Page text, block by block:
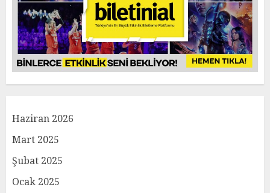
Haziran 2026
Mart 2025
Şubat 2025
Ocak 2025